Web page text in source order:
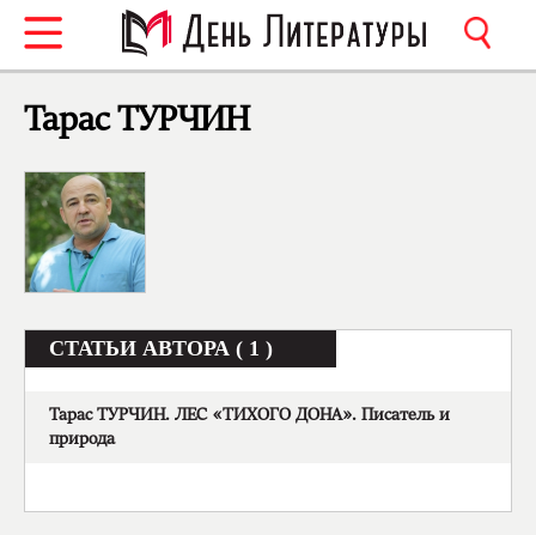
Тарас ТУРЧИН
СТАТЬИ АВТОРА ( 1 )
Тарас ТУРЧИН. ЛЕС «ТИХОГО ДОНА». Писатель и
природа